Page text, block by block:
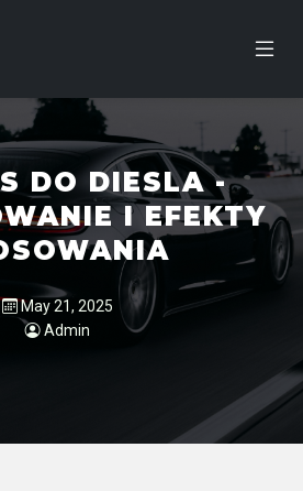
DO DIESLA -
I EFEKTY
May 21, 2025
Admin